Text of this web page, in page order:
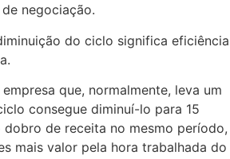
negociação.
do ciclo significa eficiência
que, normalmente, leva um
consegue diminuí-lo para 15
de receita no mesmo período,
mais valor pela hora trabalhada do